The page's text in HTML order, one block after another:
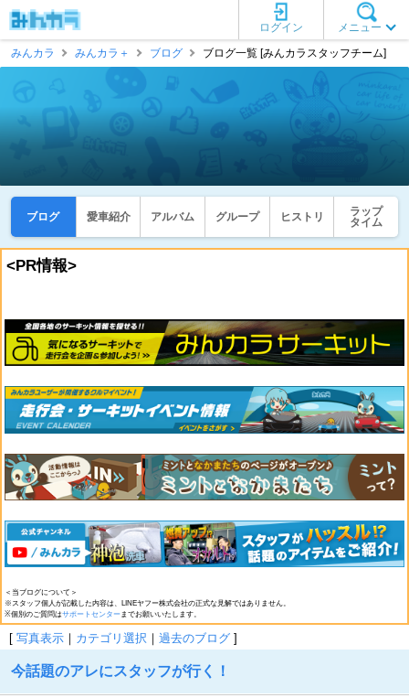
メニュー
ログイン
みんカラ
みんカラ＋ ブログ ブログ一覧 [みんカラスタッフチーム]
ブログ 愛車紹介 アルバム グループ ヒストリ
ラップ
タイム
<PR情報>
＜当ブログについて＞
※スタッフ個人が記載した内容は、LINEヤフー株式会社の正式な見解ではありません。
※個別のご質問はサポートセンターまでお願いいたします。
[ 写真表示 ｜ カテゴリ選択 ｜ 過去のブログ ]
今話題のアレにスタッフが行く！